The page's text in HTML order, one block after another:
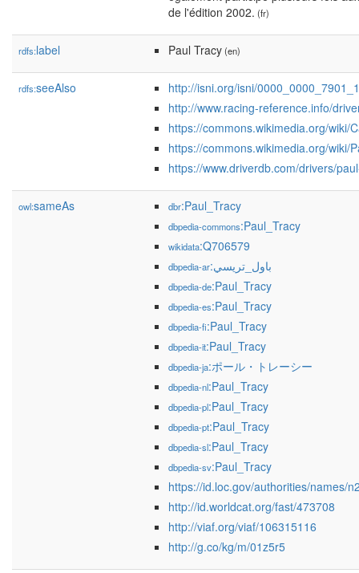
de l'édition 2002. (fr)
rdfs:label Paul Tracy(en)
rdfs:seeAlso
http://isni.org/isni/
http://www.racing-reference.info/
https://commons.wikimedia.org/wiki/
https://commons.wikimedia.org/wiki/
https://www.driverdb.com/drivers/
owl:sameAs dbr:Paul_Tracy
dbpedia-commons:Paul_Tracy
wikidata:Q706579
dbpedia-ar :باول_تريسي
dbpedia-de:Paul_Tracy
dbpedia-es:Paul_Tracy
dbpedia-fi:Paul_Tracy
dbpedia-it:Paul_Tracy
dbpedia-ja:ポール・トレーシー
dbpedia-nl:Paul_Tracy
dbpedia-pl:Paul_Tracy
dbpedia-pt:Paul_Tracy
dbpedia-sl:Paul_Tracy
dbpedia-sv:Paul_Tracy
https://id.loc.gov/authorities/names/
http://id.worldcat.org/fast/473708
http://viaf.org/viaf/106315116
http://g.co/kg/m/01z5r5